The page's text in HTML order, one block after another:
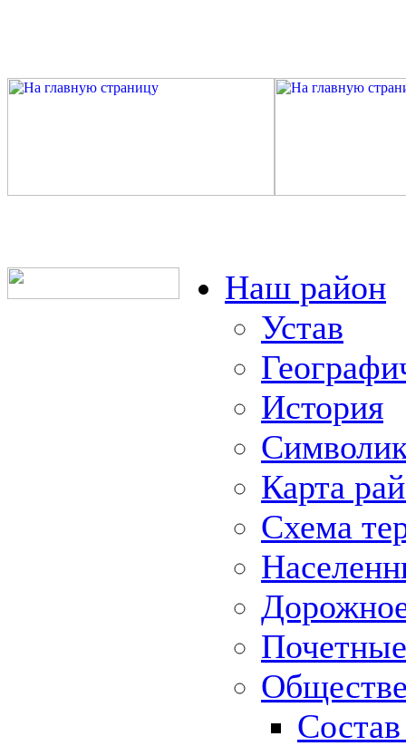
Наш район
Устав
История
Карта
Схема